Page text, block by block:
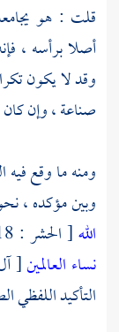
قلت : هو
أصلا برأسه ،
وقد لا يكون
صناعة ، وإن كان
ومنه ما وقع فيه
وبين مؤكده ،
الله[ الحشر : 18 ] ،
نساء العالمين
التأكيد اللفظي